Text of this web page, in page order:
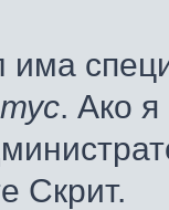
. Ако
Скрит.